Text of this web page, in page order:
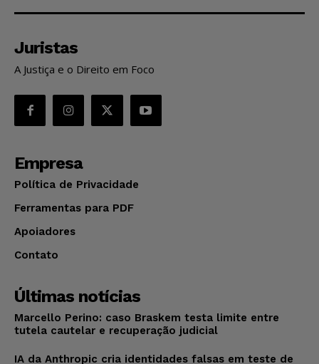
Juristas
A Justiça e o Direito em Foco
Empresa
Política de Privacidade
Ferramentas para PDF
Apoiadores
Contato
Últimas notícias
Marcello Perino: caso Braskem testa limite entre
tutela cautelar e recuperação judicial
IA da Anthropic cria identidades falsas em teste de